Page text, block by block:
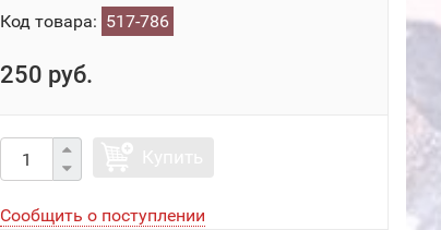
Код товара: 517-786
250 руб.
Сообщить о поступлении